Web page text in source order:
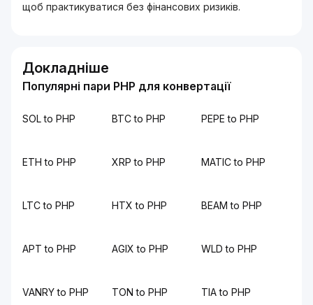
щоб практикуватися без фінансових ризиків.
Докладніше
Популярні пари PHP для конвертації
SOL to PHP BTC to PHP PEPE to PHP
ETH to PHP XRP to PHP MATIC to PHP
LTC to PHP HTX to PHP BEAM to PHP
APT to PHP AGIX to PHP WLD to PHP
VANRY to PHP TON to PHP TIA to PHP